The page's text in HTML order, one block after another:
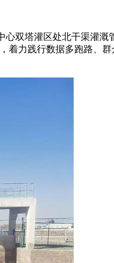
双塔灌区处北干渠灌溉
着力践行数据多跑路、